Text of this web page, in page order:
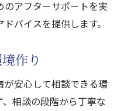
アフターサポートを実
バイスを提供します。
作り
安心して相談できる環
相談の段階から丁寧な